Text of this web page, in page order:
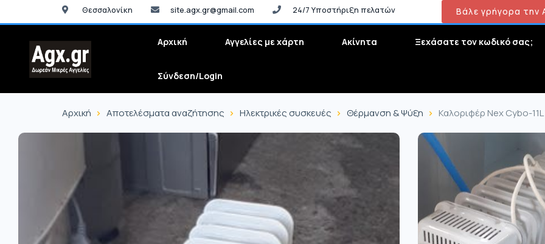
Θεσσαλονίκη site.agx.gr@gmail.com 24/7 Υποστήριξη πελατών Βάλε γρήγορα την
Αρχική Αγγελίες με χάρτη Ακίνητα Ξεχάσατε τον κωδικό σας;
Σύνδεση/Login
Αρχική Αποτελέσματα αναζήτησης Ηλεκτρικές συσκευές Θέρμανση & Ψύξη Καλοριφέρ Nex Cybo-